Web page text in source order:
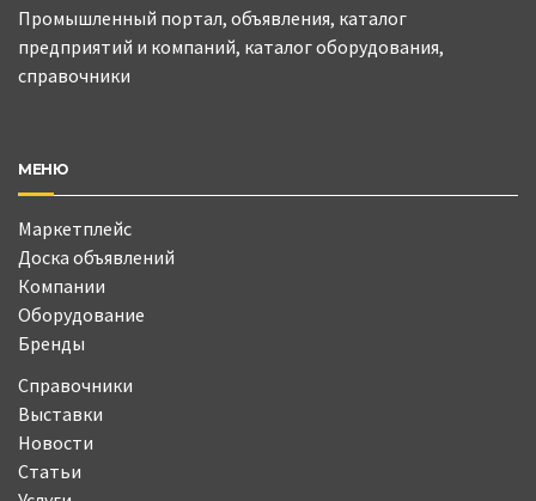
Промышленный портал, объявления, каталог
предприятий и компаний, каталог оборудования,
справочники
МЕНЮ
Маркетплейс
Доска объявлений
Компании
Оборудование
Бренды
Справочники
Выставки
Новости
Статьи